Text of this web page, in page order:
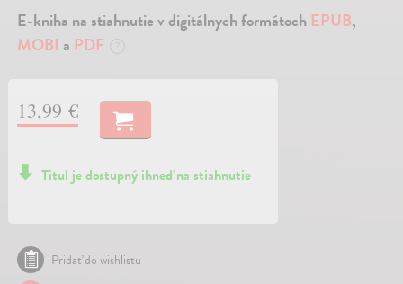
E-kniha na stiahnutie v digitálnych formátoch EPUB,
MOBI a PDF
13,99 €
Titul je dostupný ihneď na stiahnutie
Pridať do wishlistu